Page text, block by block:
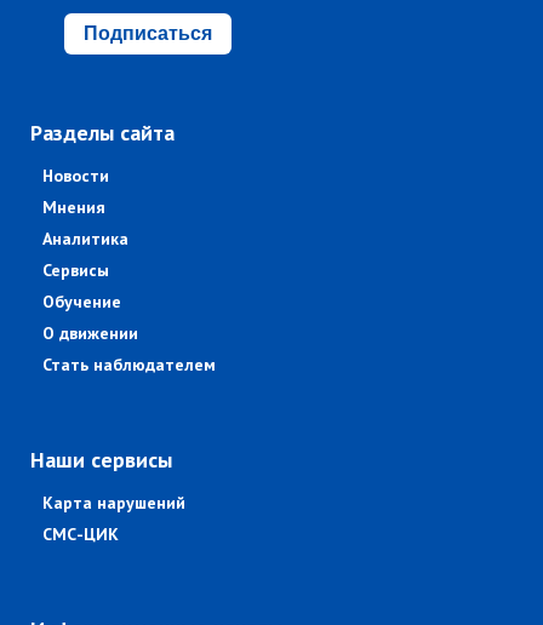
Подписаться
Разделы сайта
Новости
Мнения
Аналитика
Сервисы
Обучение
О движении
Стать наблюдателем
Наши сервисы
Карта нарушений
СМС-ЦИК